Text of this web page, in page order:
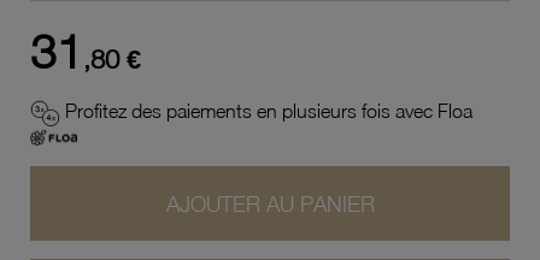
31 ,80 €
Profitez des paiements en plusieurs fois avec Floa
AJOUTER AU PANIER